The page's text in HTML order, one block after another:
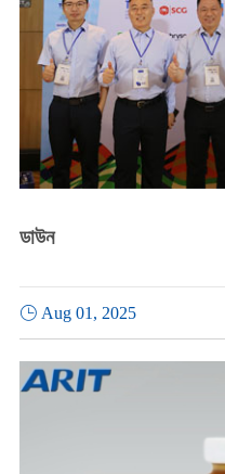
ডাউন
Aug 01, 2025